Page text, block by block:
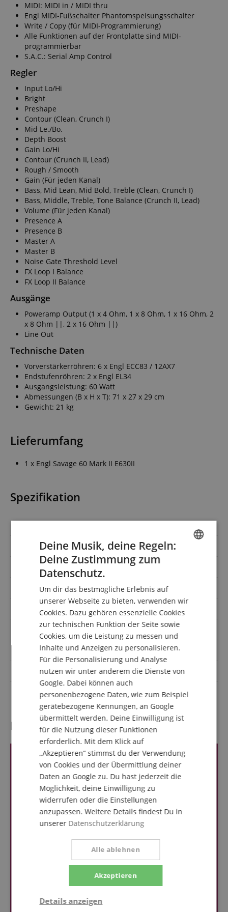
MIDI: MIDI in / MIDI thru
Engl MIDI-Fußschalter Phantomspeisungsschalter
Write / Copy (für MIDI-Programmierung)
Alle Funktionen auf der Frontplatte sind MIDI-
programmierbar
S.A.C.: Serial Amp Control
Regler
Input Lo/Hi
Bright
Preshape
Contour (Clean, Crunch I)
Mid Le./Bo.
Depth Boost
Gain Lo/Hi
Contour (Crunch II, Lead)
Rough / Smooth
Gain (Für jeden Kanal)
Bass, Mid Lean, Mid Bold, Treble (Clean, Crunch I)
Bass, Middle, Treble, Tone Balance (Crunch II, Lead)
Volume (Für jeden Kanal)
Presence A
Presence B
Master A
Master B
Noise Gate Threshold Level
FX Loop I Balance
FX Loop II Balance
Ausgänge
Poweramp Output (1 x 4 Ohm, 1 x 8 Ohm, 1 x 16 Ohm, 2
x 8 Ohm ||, 2 x 16 Ohm ||)
Line Out
Technische Daten
Vorverstärkerröhren: 6 x Engl ECC83 / 12AX7
Endstufenröhren: 2 x Engl EL34
Ausgangsleistung: 60 Watt
Abmessungen (B x H x T): 71 x 27 x 29 cm
Gewicht: 21 kg
Lieferumfang
1 x Engl Savage 60 Mark II E630II
Spezifikation
Schwarz
Leistung (Watt) 60
inkl Fußschalter Nein
Endstufen-Technologie
zusätzliche Effekte Ja
Vorstufen-Technologie Röhre
inkl Hall/Reverb Nein
DI Out/Line Ausgang Ja
Kundenbewertungen
FRENCH
ITALIAN
SPANISH
Deine Musik, deine Regeln:
Deine Zustimmung zum
Datenschutz.
Um dir das bestmögliche Erlebnis auf
unserer Webseite zu bieten, verwenden wir
Cookies. Dazu gehören essenzielle Cookies
zur technischen Funktion der Seite sowie
Cookies, um die Leistung zu messen und
Inhalte und Anzeigen zu personalisieren.
Für die Personalisierung und Analyse
nutzen wir unter anderem die Dienste von
Google. Dabei können auch
personenbezogene Daten, wie zum Beispiel
gerätebezogene Kennungen, an Google
übermittelt werden. Deine Einwilligung ist
für die Nutzung dieser Funktionen
erforderlich. Mit dem Klick auf
„Akzeptieren“ stimmst du der Verwendung
von Cookies und der Übermittlung deiner
Daten an Google zu. Du hast jederzeit die
Möglichkeit, deine Einwilligung zu
widerrufen oder die Einstellungen
anzupassen. Weitere Details findest Du in
unserer Datenschutzerklärung
Akzeptieren
Alle ablehnen
Details anzeigen